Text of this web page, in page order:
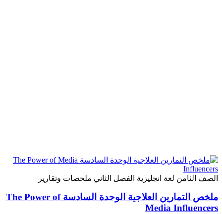
الصف الثامن لغة انجليزية الفصل الثاني ملخصات وتقارير
ملخص التمارين العلاجية الوحدة السادسة The Power of
Media Influencers